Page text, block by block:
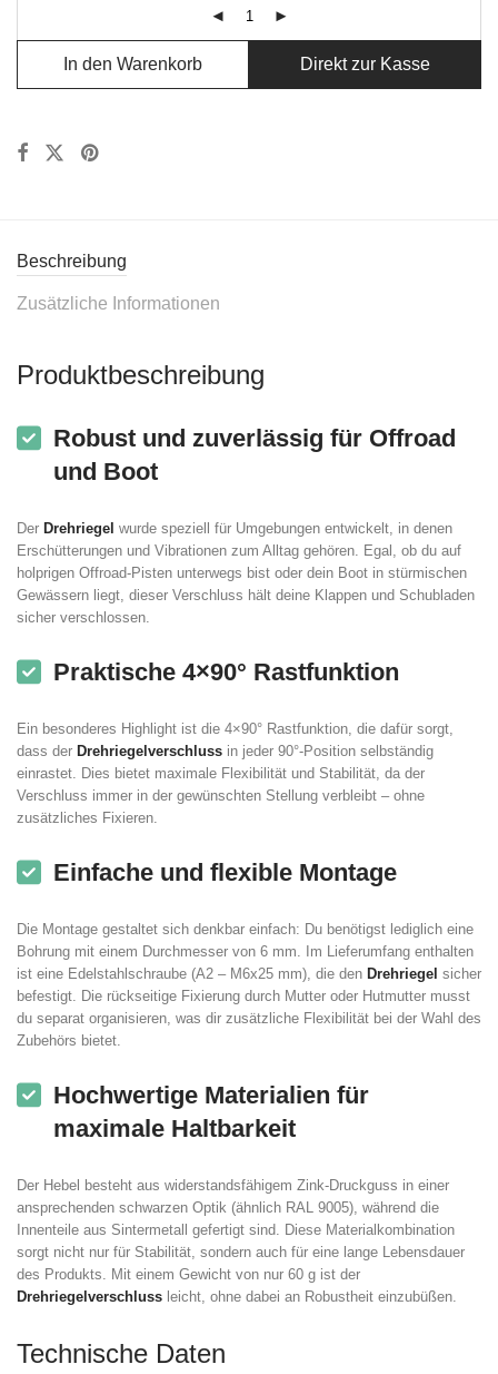
In den Warenkorb Direkt zur Kasse
Beschreibung
Zusätzliche Informationen
Produktbeschreibung
Robust und zuverlässig für Offroad
und Boot
Der Drehriegel wurde speziell für Umgebungen entwickelt, in denen
Erschütterungen und Vibrationen zum Alltag gehören. Egal, ob du auf
holprigen Offroad-Pisten unterwegs bist oder dein Boot in stürmischen
Gewässern liegt, dieser Verschluss hält deine Klappen und Schubladen
sicher verschlossen.
Praktische 4×90° Rastfunktion
Ein besonderes Highlight ist die 4×90° Rastfunktion, die dafür sorgt,
dass der Drehriegelverschluss in jeder 90°-Position selbständig
einrastet. Dies bietet maximale Flexibilität und Stabilität, da der
Verschluss immer in der gewünschten Stellung verbleibt – ohne
zusätzliches Fixieren.
Einfache und flexible Montage
Die Montage gestaltet sich denkbar einfach: Du benötigst lediglich eine
Bohrung mit einem Durchmesser von 6 mm. Im Lieferumfang enthalten
ist eine Edelstahlschraube (A2 – M6x25 mm), die den Drehriegel sicher
befestigt. Die rückseitige Fixierung durch Mutter oder Hutmutter musst
du separat organisieren, was dir zusätzliche Flexibilität bei der Wahl des
Zubehörs bietet.
Hochwertige Materialien für
maximale Haltbarkeit
Der Hebel besteht aus widerstandsfähigem Zink-Druckguss in einer
ansprechenden schwarzen Optik (ähnlich RAL 9005), während die
Innenteile aus Sintermetall gefertigt sind. Diese Materialkombination
sorgt nicht nur für Stabilität, sondern auch für eine lange Lebensdauer
des Produkts. Mit einem Gewicht von nur 60 g ist der
Drehriegelverschluss leicht, ohne dabei an Robustheit einzubüßen.
Technische Daten